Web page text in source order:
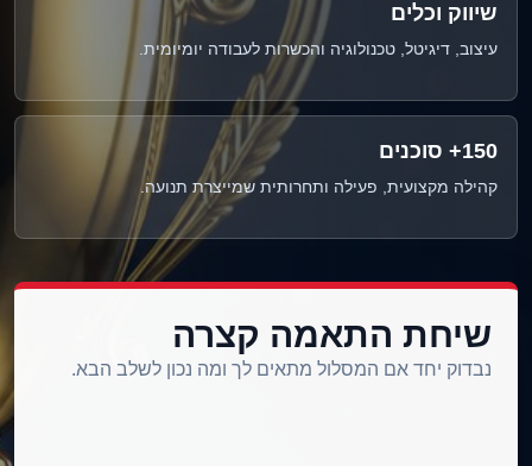
שיווק וכלים
עיצוב, דיגיטל, טכנולוגיה והכשרות לעבודה יומיומית.
150+ סוכנים
קהילה מקצועית, פעילה ותחרותית שמייצרת תנועה.
שיחת התאמה קצרה
נבדוק יחד אם המסלול מתאים לך ומה נכון לשלב הבא.